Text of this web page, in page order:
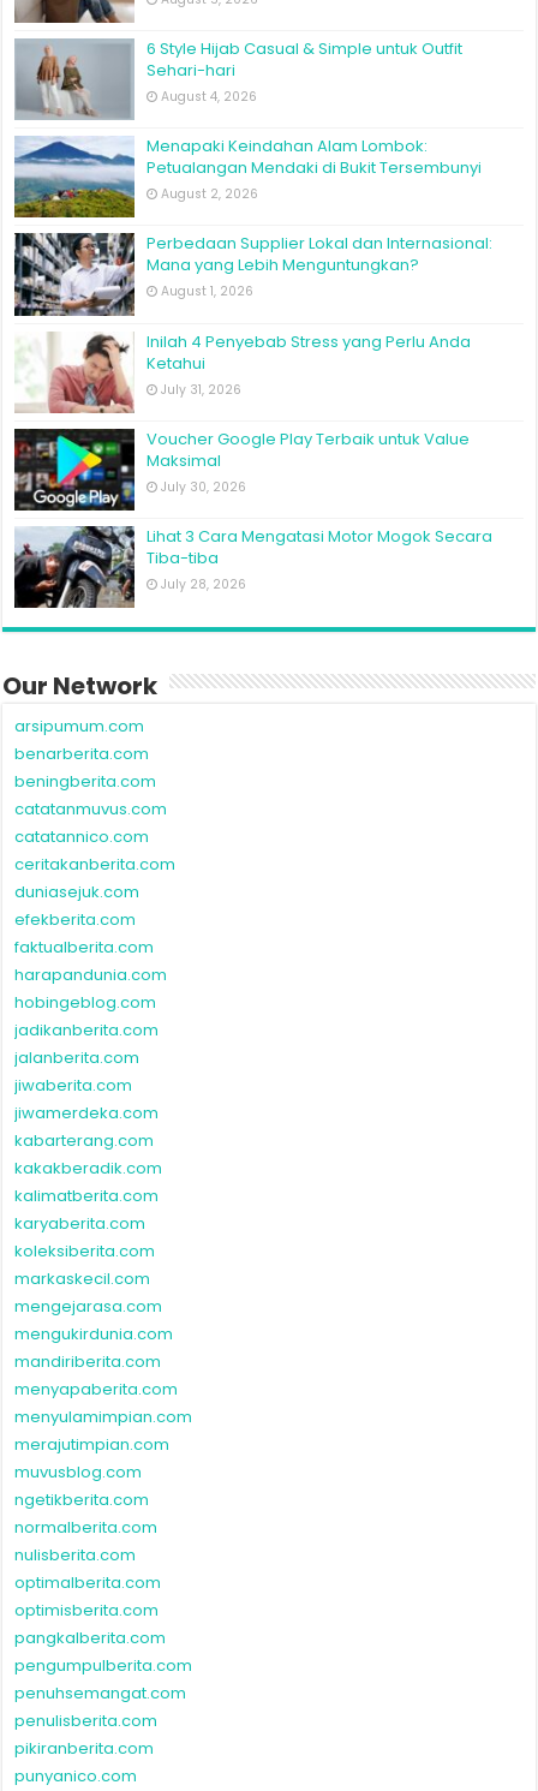
6 Style Hijab Casual & Simple untuk Outfit
Sehari-hari
August 4, 2026
Menapaki Keindahan Alam Lombok:
Petualangan Mendaki di Bukit Tersembunyi
August 2, 2026
Perbedaan Supplier Lokal dan Internasional:
Mana yang Lebih Menguntungkan?
August 1, 2026
Inilah 4 Penyebab Stress yang Perlu Anda
Ketahui
July 31, 2026
Voucher Google Play Terbaik untuk Value
Maksimal
July 30, 2026
Lihat 3 Cara Mengatasi Motor Mogok Secara
Tiba-tiba
July 28, 2026
Our Network
arsipumum.com
benarberita.com
beningberita.com
catatanmuvus.com
catatannico.com
ceritakanberita.com
duniasejuk.com
efekberita.com
faktualberita.com
harapandunia.com
hobingeblog.com
jadikanberita.com
jalanberita.com
jiwaberita.com
jiwamerdeka.com
kabarterang.com
kakakberadik.com
kalimatberita.com
karyaberita.com
koleksiberita.com
markaskecil.com
mengejarasa.com
mengukirdunia.com
mandiriberita.com
menyapaberita.com
menyulamimpian.com
merajutimpian.com
muvusblog.com
ngetikberita.com
normalberita.com
nulisberita.com
optimalberita.com
optimisberita.com
pangkalberita.com
pengumpulberita.com
penuhsemangat.com
penulisberita.com
pikiranberita.com
punyanico.com